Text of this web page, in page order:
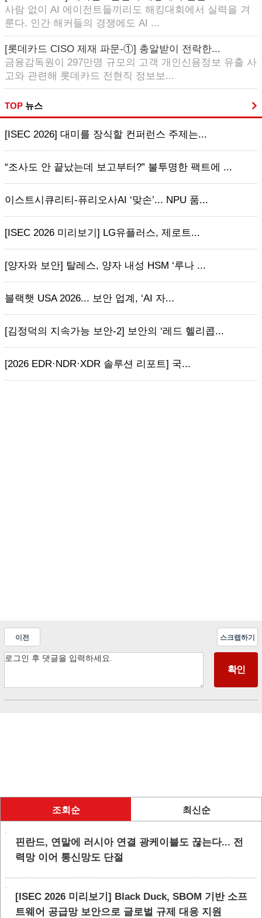
사람 없이 AI 에이전트들끼리도 해킹대회에서 실력을 겨
룬다. 인간 해커들의 경쟁에도 AI ...
[롯데카드 CISO 제재 파문-①] 총알받이 전락한...
금융감독원이 297만명 규모의 고객 개인신용정보 유출 사
고와 관련해 롯데카드 전현직 정보보...
TOP 뉴스
[ISEC 2026] 대미를 장식할 컨퍼런스 주제는...
“조사도 안 끝났는데 보고부터?” 불투명한 팩트에 ...
이스트시큐리티-퓨리오사AI ‘맞손’... NPU 품...
[ISEC 2026 미리보기] LG유플러스, 제로트...
[양자와 보안] 탈레스, 양자 내성 HSM ‘루나 ...
블랙햇 USA 2026... 보안 업계, ‘AI 자...
[김정덕의 지속가능 보안-2] 보안의 ‘레드 헬리콥...
[2026 EDR·NDR·XDR 솔루션 리포트] 국...
이전 스크랩하기
조회순 최신순
핀란드, 연말에 러시아 연결 광케이블도 끊는다... 전
력망 이어 통신망도 단절
[ISEC 2026 미리보기] Black Duck, SBOM 기반 소프
트웨어 공급망 보안으로 글로벌 규제 대응 지원